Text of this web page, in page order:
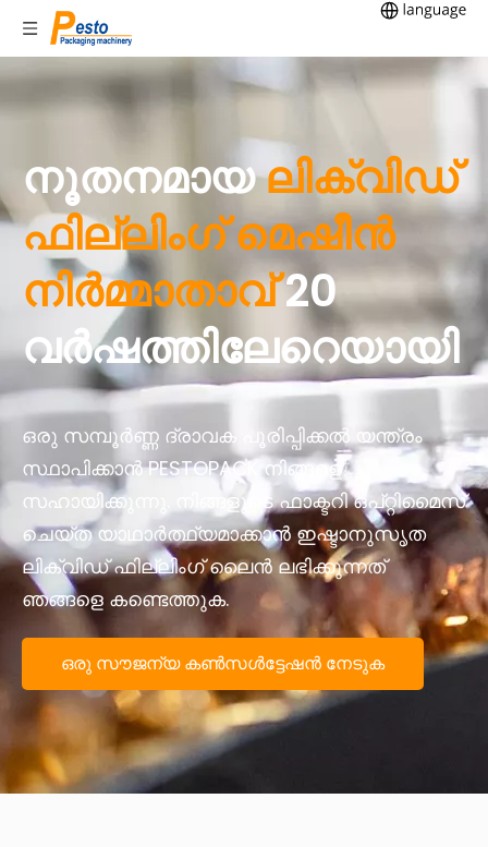
നൂതനമായലിക്വിഡ്
ഫില്ലിംഗ് മെഷീൻ
നിർമ്മാതാവ്20
വർഷത്തിലേറെയായി
ഒരു സമ്പൂർണ്ണ ദ്രാവക പൂരിപ്പിക്കൽ യന്ത്രം
സ്ഥാപിക്കാൻ PESTOPACK നിങ്ങളെ
സഹായിക്കുന്നു. നിങ്ങളുടെ ഫാക്ടറി ഒപ്റ്റിമൈസ്
ചെയ്ത യാഥാർത്ഥ്യമാക്കാൻ ഇഷ്ടാനുസൃത
ലിക്വിഡ് ഫില്ലിംഗ് ലൈൻ ലഭിക്കുന്നത്
ഞങ്ങളെ കണ്ടെത്തുക.
ഒരു സൗജന്യ കൺസൾട്ടേഷൻ നേടുക